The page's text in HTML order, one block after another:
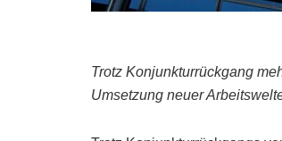
Trotz Konjunkturrückgang
Umsetzung neuer